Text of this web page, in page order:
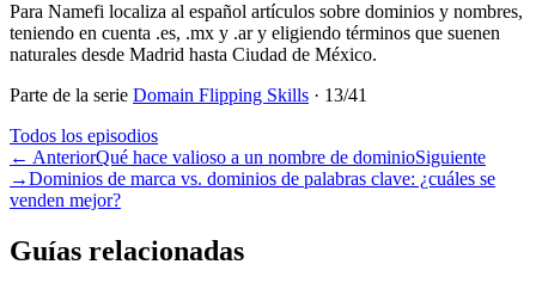
Para Namefi localiza al español artículos sobre dominios y nombres,
teniendo en cuenta .es, .mx y .ar y eligiendo términos que suenen
naturales desde Madrid hasta Ciudad de México.
Parte de la serie Domain Flipping Skills · 13/41
Todos los episodios
← AnteriorQué hace valioso a un nombre de dominioSiguiente
→Dominios de marca vs. dominios de palabras clave: ¿cuáles se
venden mejor?
Guías relacionadas